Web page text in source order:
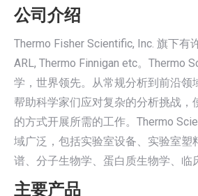
公司介绍
Thermo Fisher Scientific, Inc. 旗下有
ARL, Thermo Finnigan etc。Thermo
学，世界领先。从常规分析到前沿领
帮助科学家们应对复杂的分析挑战，
的方式开展所需的工作。Thermo
域广泛，包括实验室设备、实验室塑
谱、分子生物学、蛋白质生物学、临
主要产品